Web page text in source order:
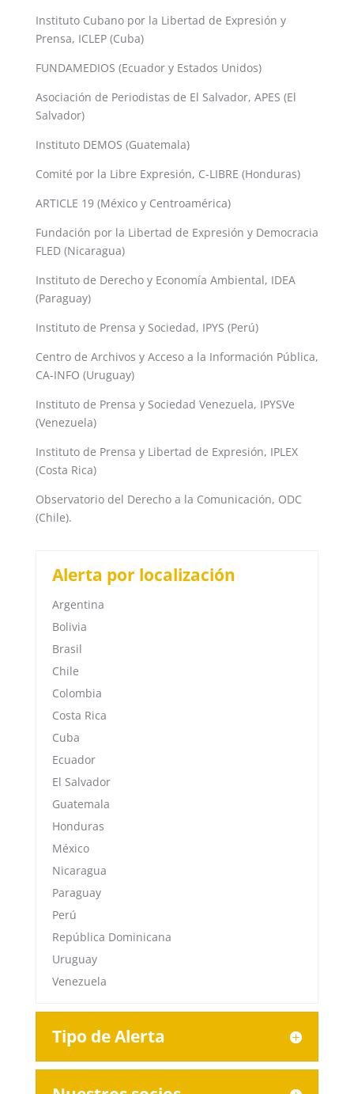
Instituto Cubano por la Libertad de Expresión y
Prensa, ICLEP (Cuba)
FUNDAMEDIOS (Ecuador y Estados Unidos)
Asociación de Periodistas de El Salvador, APES (El
Salvador)
Instituto DEMOS (Guatemala)
Comité por la Libre Expresión, C-LIBRE (Honduras)
ARTICLE 19 (México y Centroamérica)
Fundación por la Libertad de Expresión y Democracia
FLED (Nicaragua)
Instituto de Derecho y Economía Ambiental, IDEA
(Paraguay)
Instituto de Prensa y Sociedad, IPYS (Perú)
Centro de Archivos y Acceso a la Información Pública,
CA-INFO (Uruguay)
Instituto de Prensa y Sociedad Venezuela, IPYSVe
(Venezuela)
Instituto de Prensa y Libertad de Expresión, IPLEX
(Costa Rica)
Observatorio del Derecho a la Comunicación, ODC
(Chile).
Alerta por localización
Argentina
Bolivia
Brasil
Chile
Colombia
Costa Rica
Cuba
Ecuador
El Salvador
Guatemala
Honduras
México
Nicaragua
Paraguay
Perú
República Dominicana
Uruguay
Venezuela
Tipo de Alerta